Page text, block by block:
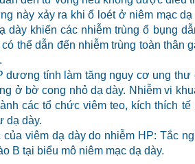
này xảy ra khi ổ loét ở niêm mạc
dày khiến các nhiễm trùng ổ bụng
thể dẫn đến nhiễm trùng toàn thân
dương tính làm tăng nguy cơ ung
ở bờ cong nhỏ dạ dày. Nhiễm vi
các tổ chức viêm teo, kích thích
dạ dày.
của viêm dạ dày do nhiễm HP: Tắc
B tại biểu mô niêm mạc dạ dày.